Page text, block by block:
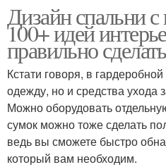
Дизайн спальни с
100+ идей
правильно
Кстати говоря, в
одежду, но и средства ухода
Можно оборудовать
сумок можно тоже сделать
ведь вы сможете быстро
который вам необходим.